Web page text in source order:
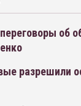
об
разрешили